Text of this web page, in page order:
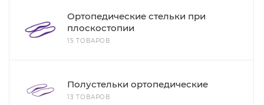
Ортопедические стельки при
плоскостопии
15 ТОВАРОВ
Полустельки ортопедические
13 ТОВАРОВ